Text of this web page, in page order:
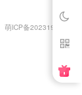
萌ICP备20231995号